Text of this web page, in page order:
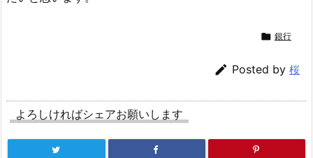
 銀行
 Posted by 桜
よろしければシェアお願いします